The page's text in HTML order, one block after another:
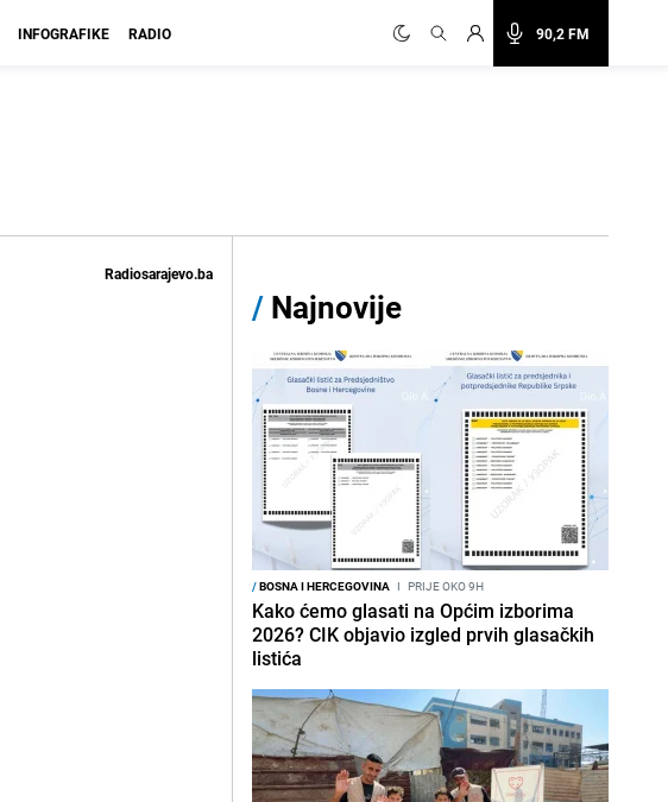
90,2 FM
INFOGRAFIKE RADIO
Radiosarajevo.ba
/ Najnovije
/BOSNA I HERCEGOVINA I PRIJE OKO 9H
Kako ćemo glasati na Općim izborima
2026? CIK objavio izgled prvih glasačkih
listića